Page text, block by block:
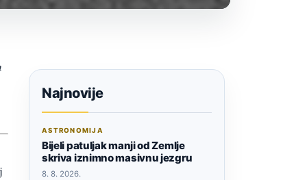
Najnovije
ASTRONOMIJA
Bijeli patuljak manji od Zemlje
skriva iznimno masivnu jezgru
8. 8. 2026.